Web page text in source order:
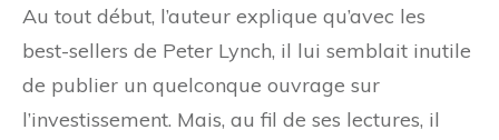
Au tout début, l’auteur explique qu’avec les
best-sellers de Peter Lynch, il lui semblait inutile
de publier un quelconque ouvrage sur
l’investissement. Mais, au fil de ses lectures, il